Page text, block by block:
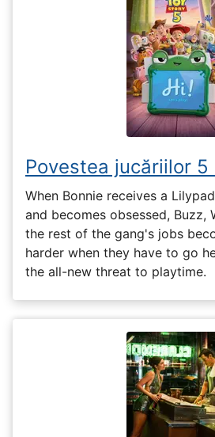
Povestea jucăriilor
When Bonnie receives a
and becomes obsessed, Buzz,
the rest of the gang's jobs
harder when they have to go
the all-new threat to playtime.